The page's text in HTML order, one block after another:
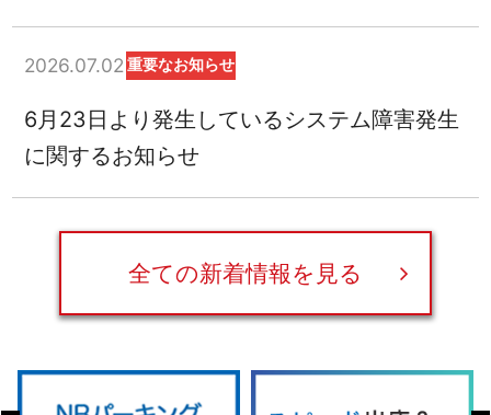
2026.07.02 重要なお知らせ
6月23日より発生しているシステム障害発生
に関するお知らせ
全ての新着情報を見る